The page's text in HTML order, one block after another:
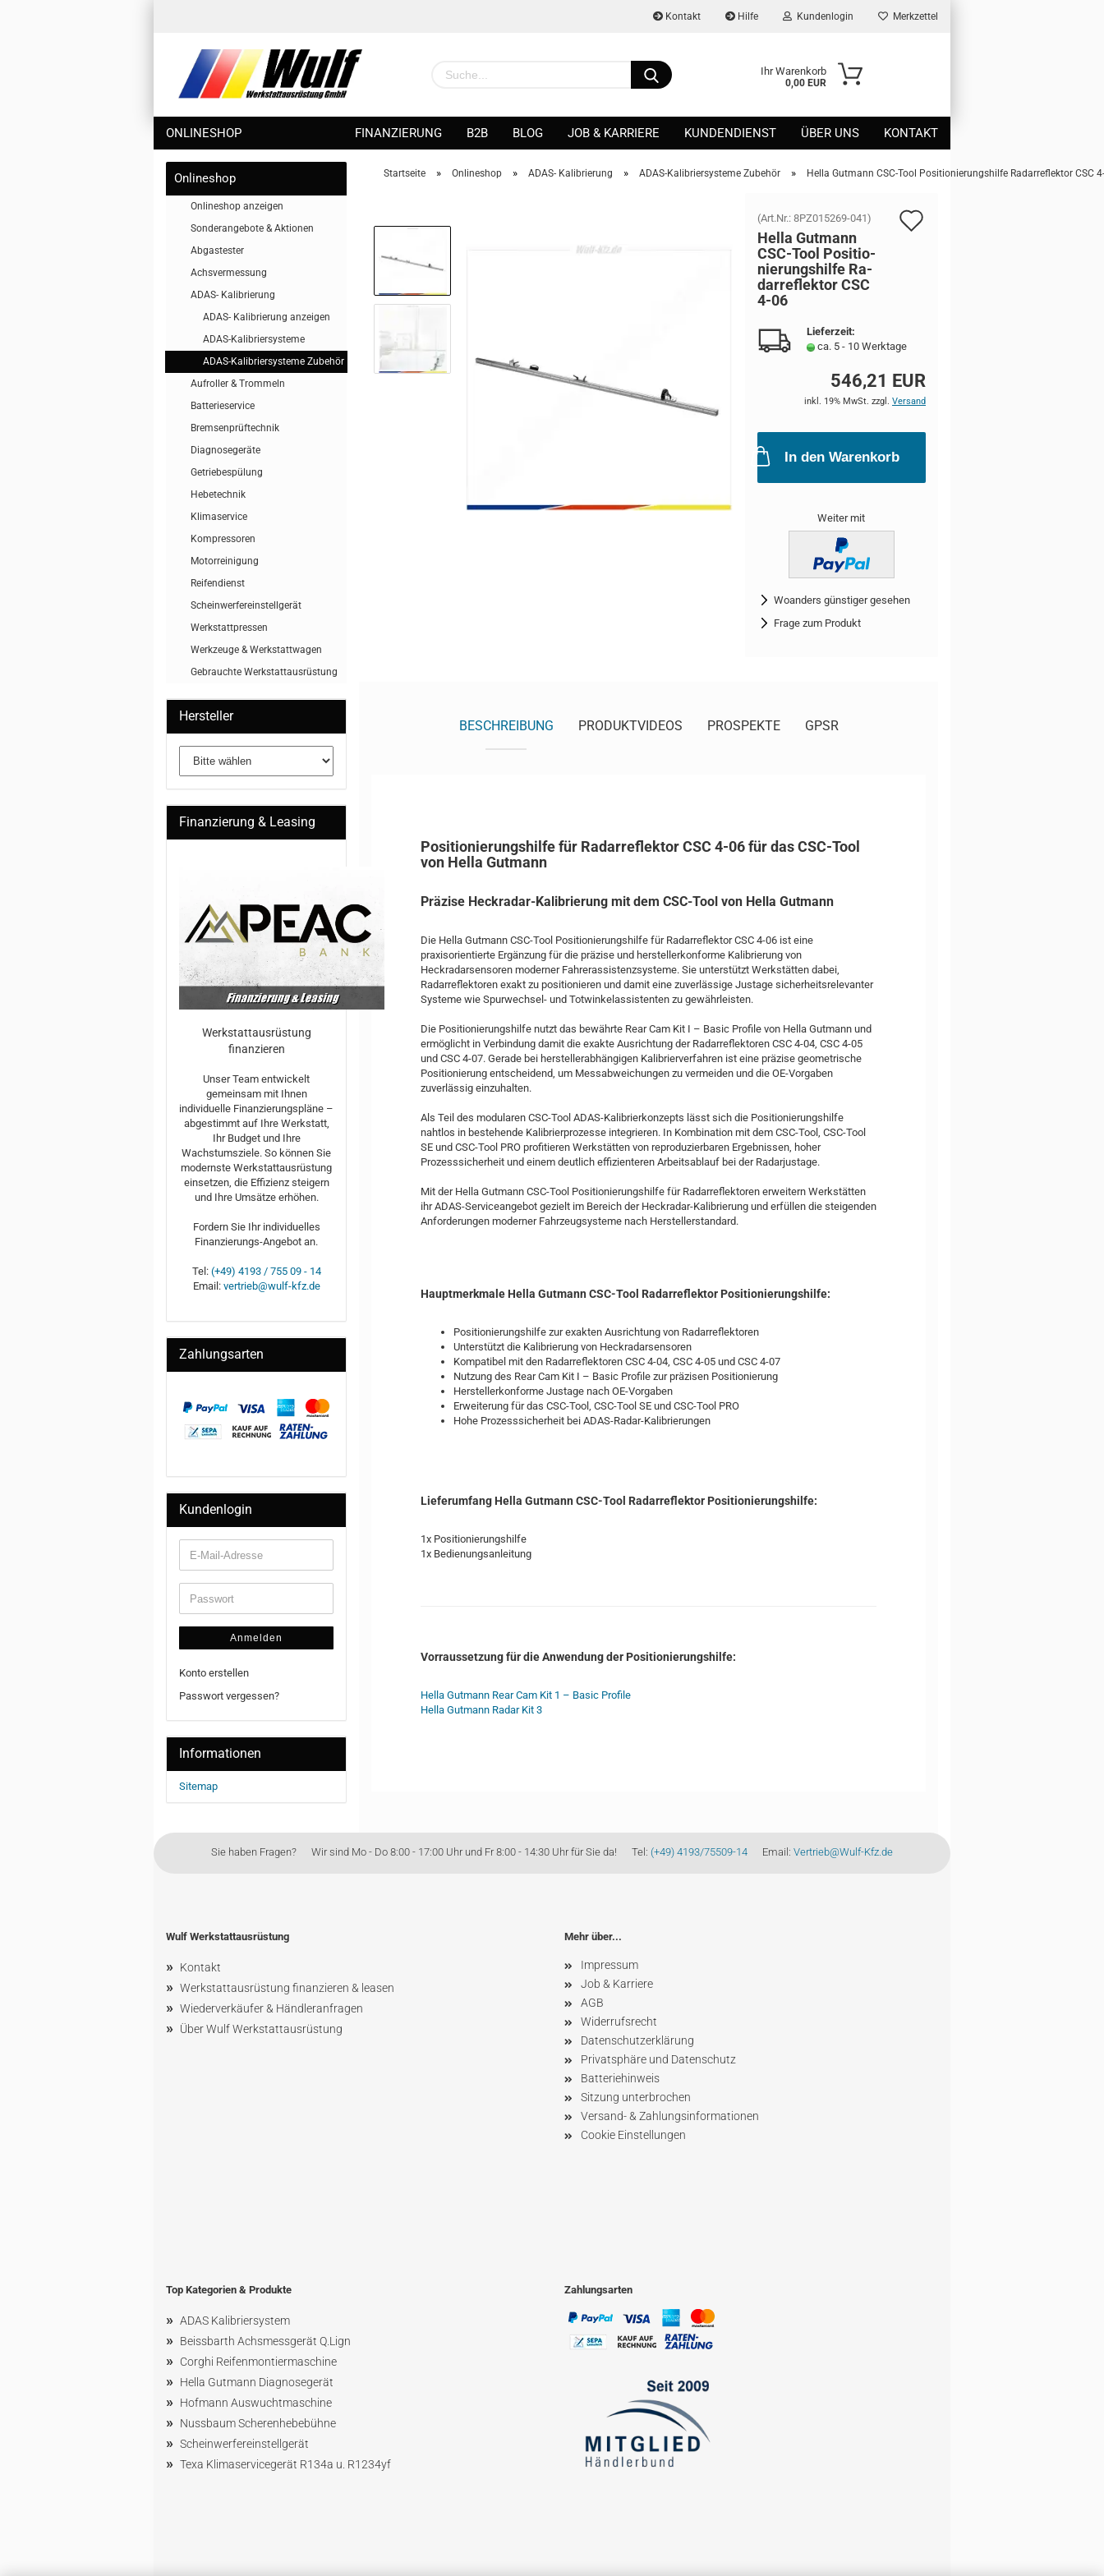
Kontakt Hilfe Kundenlogin Merkzettel
Ihr Warenkorb
0,00 EUR
ONLINESHOP FINANZIERUNG B2B BLOG JOB & KARRIERE KUNDENDIENST ÜBER UNS KONTAKT
Startseite » Onlineshop » ADAS- Kalibrierung » ADAS-Kalibriersysteme Zubehör » Hella Gutmann CSC-Tool Positionierungshilfe Radarreflektor CSC
(Art.Nr.: 8PZ015269-041)
Hella Gut­mann
CSC-​Tool Po­si­tio­
nie­rungs­hil­fe Ra­
dar­re­flek­tor CSC
4-06
Lieferzeit:
ca. 5 - 10 Werktage
546,21 EUR
inkl. 19% MwSt. zzgl. Versand
In den Warenkorb
Weiter mit
Woanders günstiger gesehen
Frage zum Produkt
BESCHREIBUNG PRODUKTVIDEOS PROSPEKTE GPSR
Positionierungshilfe für Radarreflektor CSC 4-06 für das CSC-Tool
von Hella Gutmann
Präzise Heckradar-Kalibrierung mit dem CSC-Tool von Hella Gutmann
Die Hella Gutmann CSC-Tool Positionierungshilfe für Radarreflektor CSC 4-06 ist eine
praxisorientierte Ergänzung für die präzise und herstellerkonforme Kalibrierung von
Heckradarsensoren moderner Fahrerassistenzsysteme. Sie unterstützt Werkstätten dabei,
Radarreflektoren exakt zu positionieren und damit eine zuverlässige Justage sicherheitsrelevanter
Systeme wie Spurwechsel- und Totwinkelassistenten zu gewährleisten.
Die Positionierungshilfe nutzt das bewährte Rear Cam Kit I – Basic Profile von Hella Gutmann und
ermöglicht in Verbindung damit die exakte Ausrichtung der Radarreflektoren CSC 4-04, CSC 4-05
und CSC 4-07. Gerade bei herstellerabhängigen Kalibrierverfahren ist eine präzise geometrische
Positionierung entscheidend, um Messabweichungen zu vermeiden und die OE-Vorgaben
zuverlässig einzuhalten.
Als Teil des modularen CSC-Tool ADAS-Kalibrierkonzepts lässt sich die Positionierungshilfe
nahtlos in bestehende Kalibrierprozesse integrieren. In Kombination mit dem CSC-Tool, CSC-Tool
SE und CSC-Tool PRO profitieren Werkstätten von reproduzierbaren Ergebnissen, hoher
Prozesssicherheit und einem deutlich effizienteren Arbeitsablauf bei der Radarjustage.
Mit der Hella Gutmann CSC-Tool Positionierungshilfe für Radarreflektoren erweitern Werkstätten
ihr ADAS-Serviceangebot gezielt im Bereich der Heckradar-Kalibrierung und erfüllen die steigenden
Anforderungen moderner Fahrzeugsysteme nach Herstellerstandard.
Hauptmerkmale Hella Gutmann CSC-Tool Radarreflektor Positionierungshilfe:
Positionierungshilfe zur exakten Ausrichtung von Radarreflektoren
Unterstützt die Kalibrierung von Heckradarsensoren
Kompatibel mit den Radarreflektoren CSC 4-04, CSC 4-05 und CSC 4-07
Nutzung des Rear Cam Kit I – Basic Profile zur präzisen Positionierung
Herstellerkonforme Justage nach OE-Vorgaben
Erweiterung für das CSC-Tool, CSC-Tool SE und CSC-Tool PRO
Hohe Prozesssicherheit bei ADAS-Radar-Kalibrierungen
Lieferumfang Hella Gutmann CSC-Tool Radarreflektor Positionierungshilfe:
1x Positionierungshilfe
1x Bedienungsanleitung
Vorraussetzung für die Anwendung der Positionierungshilfe:
Hella Gutmann Rear Cam Kit 1 – Basic Profile
Hella Gutmann Radar Kit 3
Onlineshop
Onlineshop anzeigen
Sonderangebote & Aktionen
Abgastester
Achsvermessung
ADAS- Kalibrierung
ADAS- Kalibrierung anzeigen
ADAS-Kalibriersysteme
ADAS-Kalibriersysteme Zubehör
Aufroller & Trommeln
Batterieservice
Bremsenprüftechnik
Diagnosegeräte
Getriebespülung
Hebetechnik
Klimaservice
Kompressoren
Motorreinigung
Reifendienst
Scheinwerfereinstellgerät
Werkstattpressen
Werkzeuge & Werkstattwagen
Gebrauchte Werkstattausrüstung
Hersteller
Finanzierung & Leasing
Werkstattausrüstung
finanzieren
Unser Team entwickelt
gemeinsam mit Ihnen
individuelle Finanzierungspläne –
abgestimmt auf Ihre Werkstatt,
Ihr Budget und Ihre
Wachstumsziele. So können Sie
modernste Werkstattausrüstung
einsetzen, die Effizienz steigern
und Ihre Umsätze erhöhen.
Fordern Sie Ihr individuelles
Finanzierungs-Angebot an.
Tel: (+49) 4193 / 755 09 - 14
Email: vertrieb@wulf-kfz.de
Zahlungsarten
Kundenlogin
Anmelden
Konto erstellen
Passwort vergessen?
Informationen
Sitemap
Sie haben Fragen? Wir sind Mo - Do 8:00 - 17:00 Uhr und Fr 8:00 - 14:30 Uhr für Sie da! Tel: (+49) 4193/75509-14 Email: Vertrieb@Wulf-Kfz.de
Wulf Werkstattausrüstung
» Kontakt
» Werkstattausrüstung finanzieren & leasen
» Wiederverkäufer & Händleranfragen
» Über Wulf Werkstattausrüstung
Mehr über...
Impressum
Job & Karriere
AGB
Widerrufsrecht
Datenschutzerklärung
Privatsphäre und Datenschutz
Batteriehinweis
Sitzung unterbrochen
Versand- & Zahlungsinformationen
Cookie Einstellungen
Top Kategorien & Produkte
» ADAS Kalibriersystem
» Beissbarth Achsmessgerät Q.Lign
» Corghi Reifenmontiermaschine
» Hella Gutmann Diagnosegerät
» Hofmann Auswuchtmaschine
» NussbaumScherenhebebühne
» Scheinwerfereinstellgerät
» Texa Klimaservicegerät R134a u. R1234yf
Zahlungsarten